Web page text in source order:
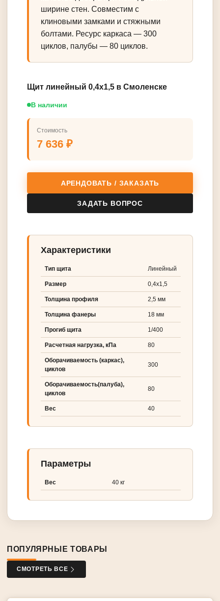
ширине стен. Совместим с
клиновыми замками и стяжными
болтами. Ресурс каркаса — 300
циклов, палубы — 80 циклов.
Щит линейный 0,4х1,5 в Смоленске
В наличии
Стоимость
7 636 ₽
АРЕНДОВАТЬ / ЗАКАЗАТЬ
ЗАДАТЬ ВОПРОС
Характеристики
Тип щита Линейный
Размер 0,4х1,5
Толщина профиля 2,5 мм
Толщина фанеры 18 мм
Прогиб щита 1/400
Расчетная нагрузка, кПа 80
Оборачиваемость (каркас),
циклов
300
Оборачиваемость(палуба),
циклов
80
Вес 40
Параметры
Вес 40 кг
ПОПУЛЯРНЫЕ ТОВАРЫ
СМОТРЕТЬ ВСЕ